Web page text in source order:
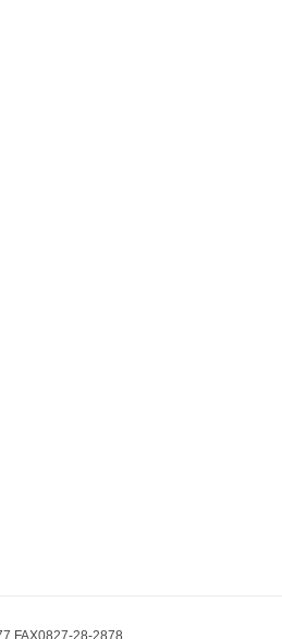
FAX0827-28-2878